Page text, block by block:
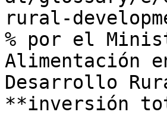
rural-
% por el
Alimentación
Desarrollo
**inversión